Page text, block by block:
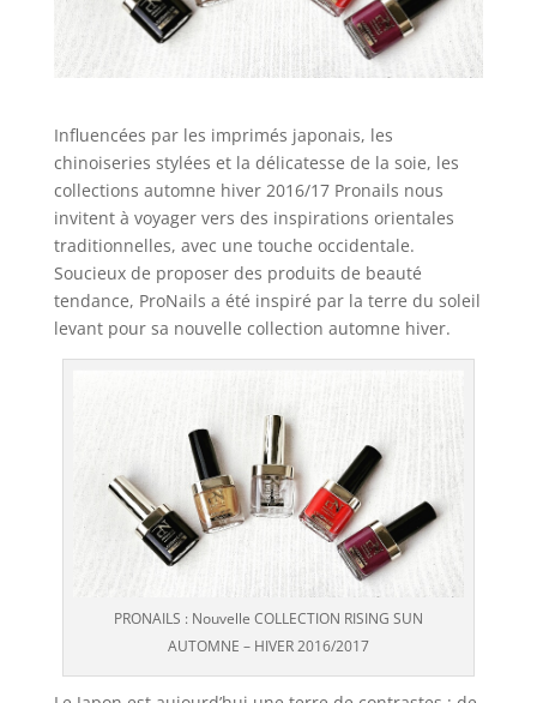
Influencées par les imprimés japonais, les
chinoiseries stylées et la délicatesse de la soie, les
collections automne hiver 2016/17 Pronails nous
invitent à voyager vers des inspirations orientales
traditionnelles, avec une touche occidentale.
Soucieux de proposer des produits de beauté
tendance, ProNails a été inspiré par la terre du soleil
levant pour sa nouvelle collection automne hiver.
PRONAILS : Nouvelle COLLECTION RISING SUN
AUTOMNE – HIVER 2016/2017